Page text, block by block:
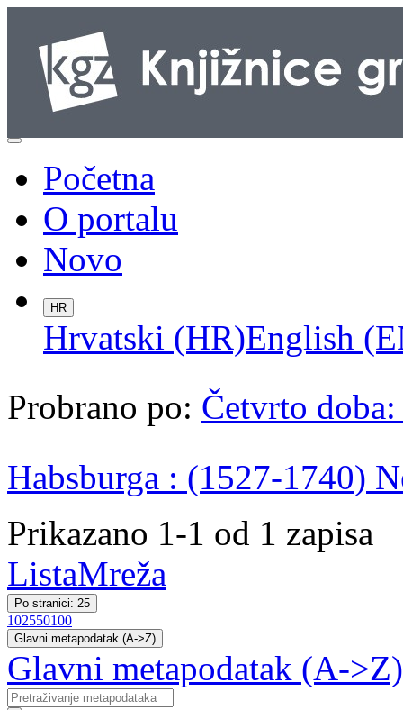
Početna
O portalu
Novo
HR
Hrvatski (HR)English
Probrano po: Četvrto
Habsburga : (1527-1740)
Prikazano 1-1 od 1 zapisa
ListaMreža
Po stranici: 25
102550100
Glavni metapodatak (A->Z)
Glavni metapodatak (A->Z)